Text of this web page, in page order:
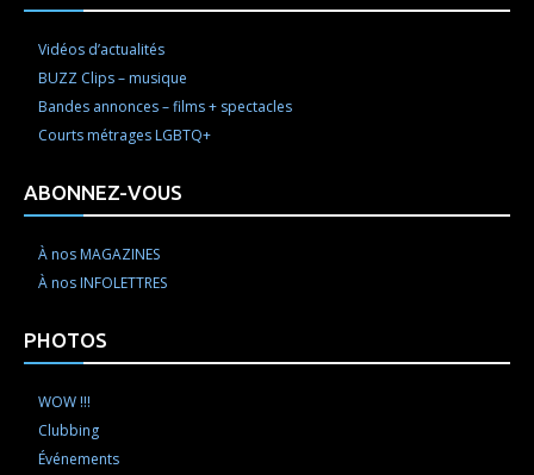
Vidéos d’actualités
BUZZ Clips – musique
Bandes annonces – films + spectacles
Courts métrages LGBTQ+
ABONNEZ-VOUS
À nos MAGAZINES
À nos INFOLETTRES
PHOTOS
WOW !!!
Clubbing
Événements